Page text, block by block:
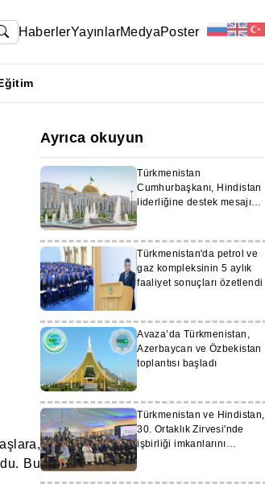
HaberlerYayınlarMedyaPoster
Bu
Ayrıca okuyun
Türkmenistan
Cumhurbaşkanı, Hindistan
liderliğine destek mesajı
Türkmenistan'da petrol ve
gaz kompleksinin 5 aylık
faaliyet sonuçları özetlendi
Avaza’da Türkmenistan,
Azerbaycan ve Özbekistan
toplantısı başladı
Türkmenistan ve Hindistan,
30. Ortaklık Zirvesi'nde
işbirliği imkanlarını